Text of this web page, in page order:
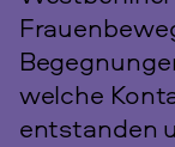
welche
entstanden